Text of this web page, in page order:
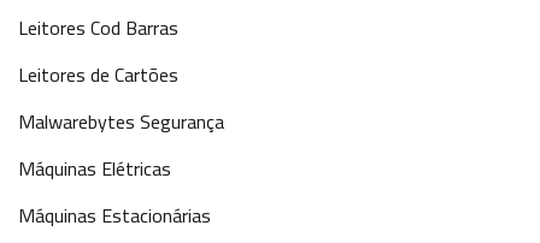
Leitores Cod Barras
Leitores de Cartões
Malwarebytes Segurança
Máquinas Elétricas
Máquinas Estacionárias